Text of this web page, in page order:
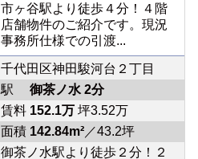
市ヶ谷駅より徒歩４分！４階
店舗物件のご紹介です。現況
事務所仕様での引渡...
千代田区神田駿河台２丁目
駅 御茶ノ水 2分
賃料 152.1万坪3.52万
面積 142.84m²／43.2坪
御茶ノ水駅より徒歩２分！２